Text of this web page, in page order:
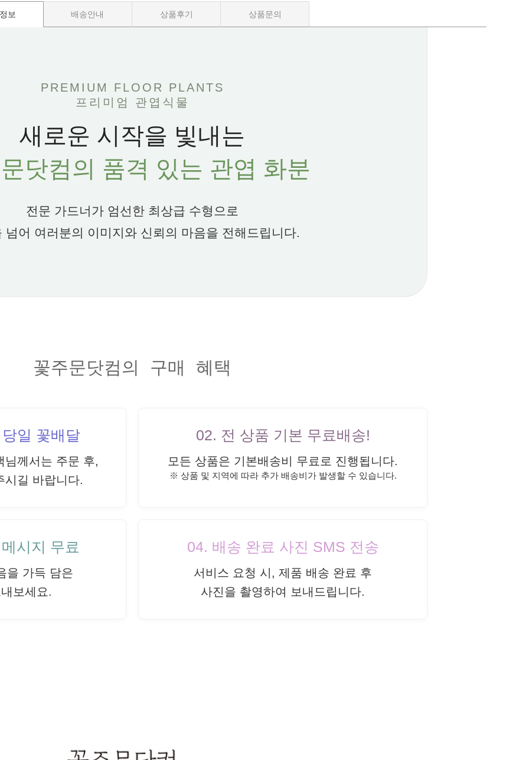
보 배송안내 상품후기 상품문의
PREMIUM FLOOR PLANTS
프리미엄 관엽식물
새로운 시작을 빛내는
닷컴의 품격 있는 관엽 화분
전문 가드너가 엄선한 최상급 수형으로
넘어 여러분의 이미지와 신뢰의 마음을 전해드립니다.
꽃주문닷컴의 구매 혜택
일 꽃배달
님께서는 주문 후,
시길 바랍니다.
02. 전 상품 기본 무료배송!
모든 상품은 기본배송비 무료로 진행됩니다.
※ 상품 및 지역에 따라 추가 배송비가 발생할 수 있습니다.
시지 무료
을 가득 담은
보세요.
04. 배송 완료 사진 SMS 전송
서비스 요청 시, 제품 배송 완료 후
사진을 촬영하여 보내드립니다.